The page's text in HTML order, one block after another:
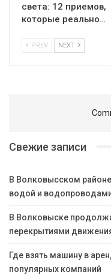
света: 12 приемов,
которые реально…
PREV NEXT
Свежие записи
В Волковысском
водой и
В Волковыске
перекрытиями
Где взять машину в
популярных компаний